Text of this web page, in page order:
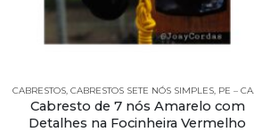
,PE – CABRESTOS - 7 NÓS SIMPLES
CABRESTOS CABRESTOS SETE NÓS SIMPLES PE – CABRESTOS
Cabresto de 7 nós Amarelo com
Detalhes na Focinheira Vermelho